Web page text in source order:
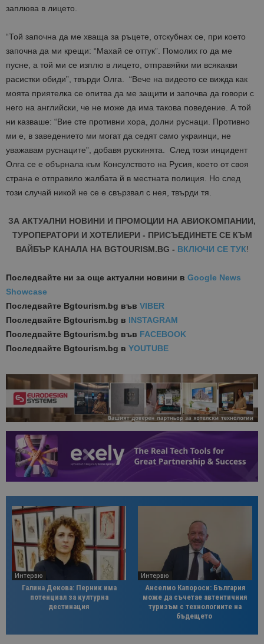
заплюва в лицето.
“Той започна да ме хваща за ръцете, отскубнах се, при което
започна да ми крещи: “Махай се оттук”. Помолих го да ме
пусне, а той ми се изплю в лицето, отправяйки ми всякакви
расистки обиди”, твърди Олга. “Вече на видеото се вижда как
моята приятелка се опитва да ме защити и започва да говори с
него на английски, че не може да има такова поведение. А той
ни казваше: “Вие сте противни хора, долни руснаци. Противно
ми е, в заведението ми могат да седят само украинци, не
уважавам руснаците”, добавя рускинята. След този инцидент
Олга се е обърнала към Консулството на Русия, което от своя
страна е отправило жалбата й в местната полиция. Но след
този случай никой не се е свързвал с нея, твърди тя.
ЗА АКТУАЛНИ НОВИНИ И ПРОМОЦИИ НА АВИОКОМПАНИИ,
ТУРОПЕРАТОРИ И ХОТЕЛИЕРИ - ПРИСЪЕДИНЕТЕ СЕ КЪМ
ВАЙБЪР КАНАЛА НА BGTOURISM.BG - ВКЛЮЧИ СЕ ТУК!
Последвайте ни за още актуални новини в Google News
Showcase
Последвайте Bgtourism.bg във VIBER
Последвайте Bgtourism.bg в INSTAGRAM
Последвайте Bgtourism.bg във FACEBOOK
Последвайте Bgtourism.bg в YOUTUBE
Интервю
Галина Декова: Перник има
потенциал за културна
дестинация
Интервю
Анселмо Капороси: България
може да съчетае автентичния
туризъм с технологиите на
бъдещето